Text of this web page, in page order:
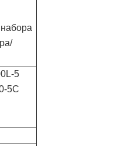
5
5C